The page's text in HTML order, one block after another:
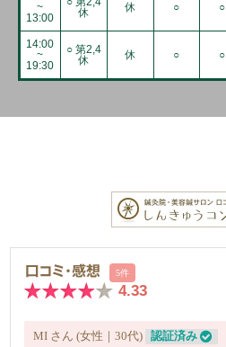
~
13:00
休
休 ○ ○
14:00
~
19:30
○ 第2,4
休
休 ○ ○